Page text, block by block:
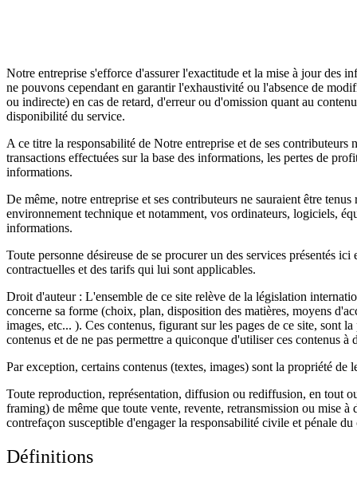
Notre entreprise s'efforce d'assurer l'exactitude et la mise à jour des
ne pouvons cependant en garantir l'exhaustivité ou l'absence de
ou indirecte) en cas de retard, d'erreur ou d'omission quant au
disponibilité du service.
A ce titre la responsabilité de Notre entreprise et de ses contributeurs
transactions effectuées sur la base des informations, les pertes de
informations.
De même, notre entreprise et ses contributeurs ne sauraient être
environnement technique et notamment, vos ordinateurs, logiciels,
informations.
Toute personne désireuse de se procurer un des services présentés
contractuelles et des tarifs qui lui sont applicables.
Droit d'auteur : L'ensemble de ce site relève de la législation
concerne sa forme (choix, plan, disposition des matières, moyens
images, etc... ). Ces contenus, figurant sur les pages de ce site, sont
contenus et de ne pas permettre a quiconque d'utiliser ces contenus à
Par exception, certains contenus (textes, images) sont la propriété de
Toute reproduction, représentation, diffusion ou rediffusion, en tout
framing) de même que toute vente, revente, retransmission ou mise
contrefaçon susceptible d'engager la responsabilité civile et pénale du
Définitions